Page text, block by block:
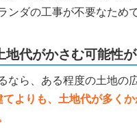
ンダの工事が不要なためで
地代がかさむ可能性
なら、ある程度の土地の
てよりも、土地代が多く